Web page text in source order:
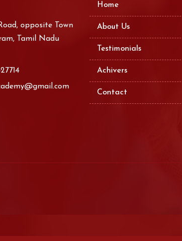
opposite Town
Tamil Nadu
Home
About Us
Testimonials
Achivers
Contact